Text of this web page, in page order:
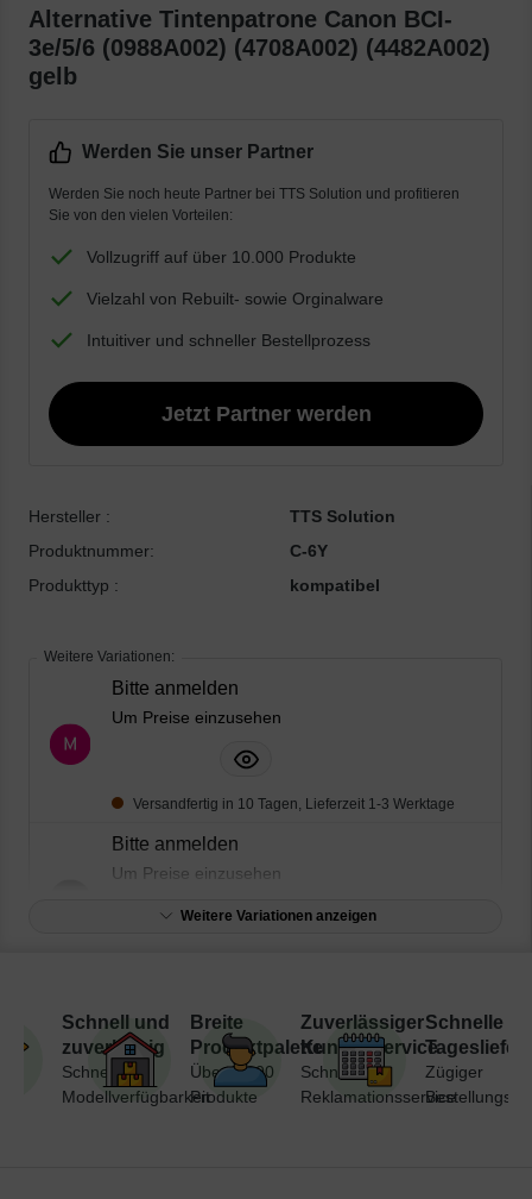
Hersteller :
TTS Solution
Produktnummer:
C-6Y
Produkttyp :
kompatibel
Weitere Variationen:
Bitte anmelden
Um Preise einzusehen
Versandfertig in 10 Tagen, Lieferzeit 1-3 Werktage
Bitte anmelden
Um Preise einzusehen
Um Preise einzusehen
Weitere Variationen anzeigen
Alternative Tintenpatrone Canon BCI-
3e/5/6 (0988A002) (4708A002) (4482A002)
gelb
Werden Sie unser Partner
Werden Sie noch heute Partner bei TTS Solution und profitieren
Sie von den vielen Vorteilen:
Vollzugriff auf über 10.000 Produkte
Vielzahl von Rebuilt- sowie Orginalware
Intuitiver und schneller Bestellprozess
Jetzt Partner werden
Schnell und
zuverlässig
Schnelle
Modellverfügbarkeit
Breite
Produktpalette
Über 7.000
Produkte
Zuverlässiger
Kundenservice
Schneller
Reklamationsservice
Schnelle
Zügiger